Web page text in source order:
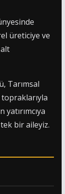
üreticiye ve
Tarımsal
topraklarıyla
bir aileyiz.